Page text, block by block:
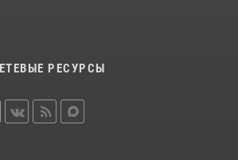
РЕСУРСЫ